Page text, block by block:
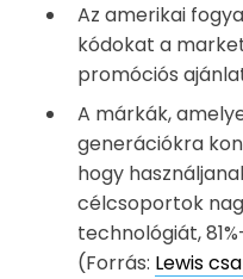
Az amerikai
kódokat a
promóciós
A márkák,
generációkra
hogy
célcsoportok
technológiát,
(Forrás: Lewis